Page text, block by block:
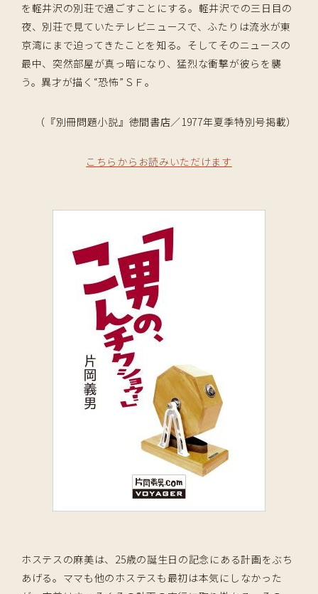
を軽井沢の別荘で過ごすことにする。軽井沢での三日目の
夜、別荘で見ていたテレビニュースで、ふたりは流氷が東
京湾にまで迫ってきたことを知る。そしてそのニュースの
最中、突然部屋が真っ暗になり、猛烈な衝撃が彼らを襲
う。異才が描く“恐怖”ＳＦ。
（『別冊問題小説』徳間書店／1977年夏季特別号掲載）
こちらからお読みいただけます
ホステスの麻美は、25歳の誕生日の記念にある計画をぶち
あげる。ママも他のホステスも最初は本気にしなかった